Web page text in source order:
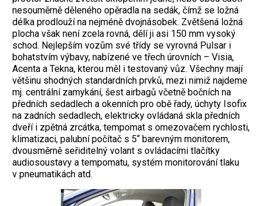
nesouměrně děleného opěradla na sedák, čímž se ložná
délka prodlouží na nejméně dvojnásobek. Zvětšená ložná
plocha však není zcela rovná, dělí ji asi 150 mm vysoký
schod. Nejlepším vozům své třídy se vyrovná Pulsar i
bohatstvím výbavy, nabízené ve třech úrovních – Visia,
Acenta a Tekna, kterou měl i testovaný vůz. Všechny mají
většinu shodných standardních prvků, mezi nimiž najdeme
mj. centrální zamykání, šest airbagů včetně bočních na
předních sedadlech a okenních pro obě řady, úchyty Isofix
na zadních sedadlech, elektricky ovládaná skla předních
dveří i zpětná zrcátka, tempomat s omezovačem rychlosti,
klimatizaci, palubní počítač s 5“ barevným monitorem,
dvousměrně seřiditelný volant s ovládacími tlačítky
audiosoustavy a tempomatu, systém monitorování tlaku
v pneumatikách atd.